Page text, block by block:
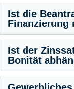
Ist die
Finanzierung
Ist der
Bonität